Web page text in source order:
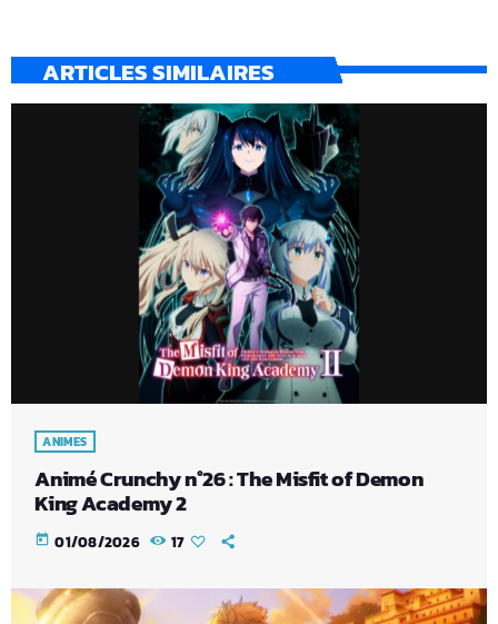
ARTICLES SIMILAIRES
ANIMES
Animé Crunchy n°26 : The Misfit of Demon
King Academy 2
today 01/08/2026 17